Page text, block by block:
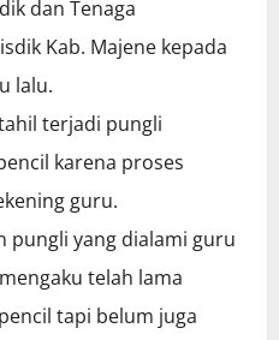
dan Tenaga
Kab. Majene kepada
lalu.
terjadi pungli
karena proses
guru.
pungli yang dialami guru
telah lama
tapi belum juga